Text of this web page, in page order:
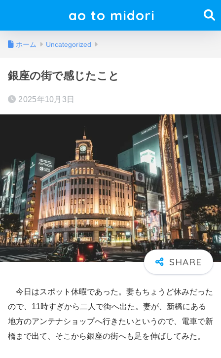
ao to midori
ホーム Uncategorized
銀座の街で感じたこと
2025年10月3日
今日はスポット休暇であった。妻もちょうど休みだった
ので、11時すぎから二人で街へ出た。妻が、新橋にある
地方のアンテナショップへ行きたいというので、電車で新
橋まで出て、そこから銀座の街へも足を伸ばしてみた。